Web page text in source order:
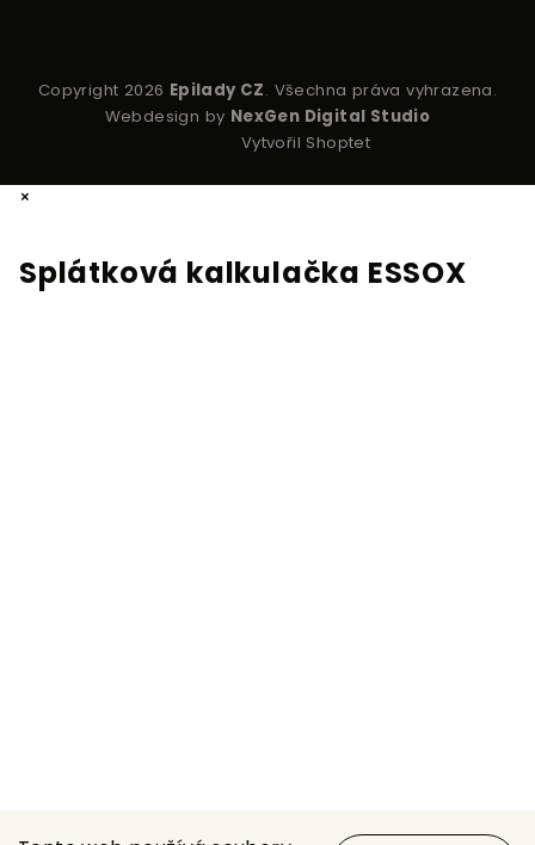
Copyright 2026 Epilady CZ. Všechna práva vyhrazena.
Webdesign by NexGen Digital Studio
Vytvořil Shoptet
×
Splátková kalkulačka ESSOX